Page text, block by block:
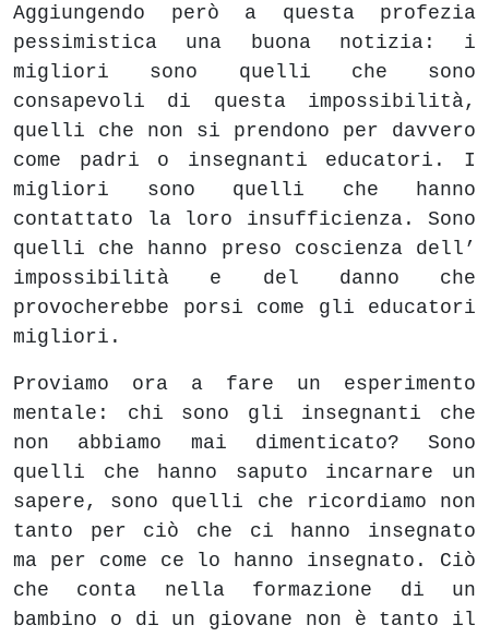
Aggiungendo però a questa profezia
pessimistica una buona notizia: i
migliori sono quelli che sono
consapevoli di questa impossibilità,
quelli che non si prendono per davvero
come padri o insegnanti educatori. I
migliori sono quelli che hanno
contattato la loro insufficienza. Sono
quelli che hanno preso coscienza dell’
impossibilità e del danno che
provocherebbe porsi come gli educatori
migliori.
Proviamo ora a fare un esperimento
mentale: chi sono gli insegnanti che
non abbiamo mai dimenticato? Sono
quelli che hanno saputo incarnare un
sapere, sono quelli che ricordiamo non
tanto per ciò che ci hanno insegnato
ma per come ce lo hanno insegnato. Ciò
che conta nella formazione di un
bambino o di un giovane non è tanto il